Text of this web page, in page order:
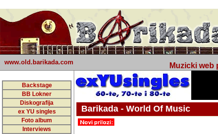
www.old.barikada.com Muzicki web
Backstage
BB Lokner
Diskografija
ex YU singles
Foto album
Interviews
Barikada - World Of Music